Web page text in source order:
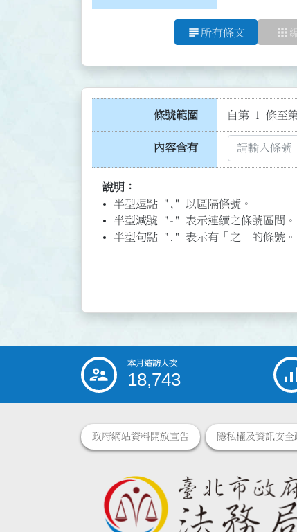
subject 所有條文 apps
條號範圍 自第 1 條至
內容含有
說明：
半型逗點 "," 以區隔條號。
半型減號 "-" 表示連續之條號區間。
半型句點 "." 表示有「之」的條號。
::: 本月造訪人次
18,743
政府網站資料開放宣告 隱私權及資訊安全